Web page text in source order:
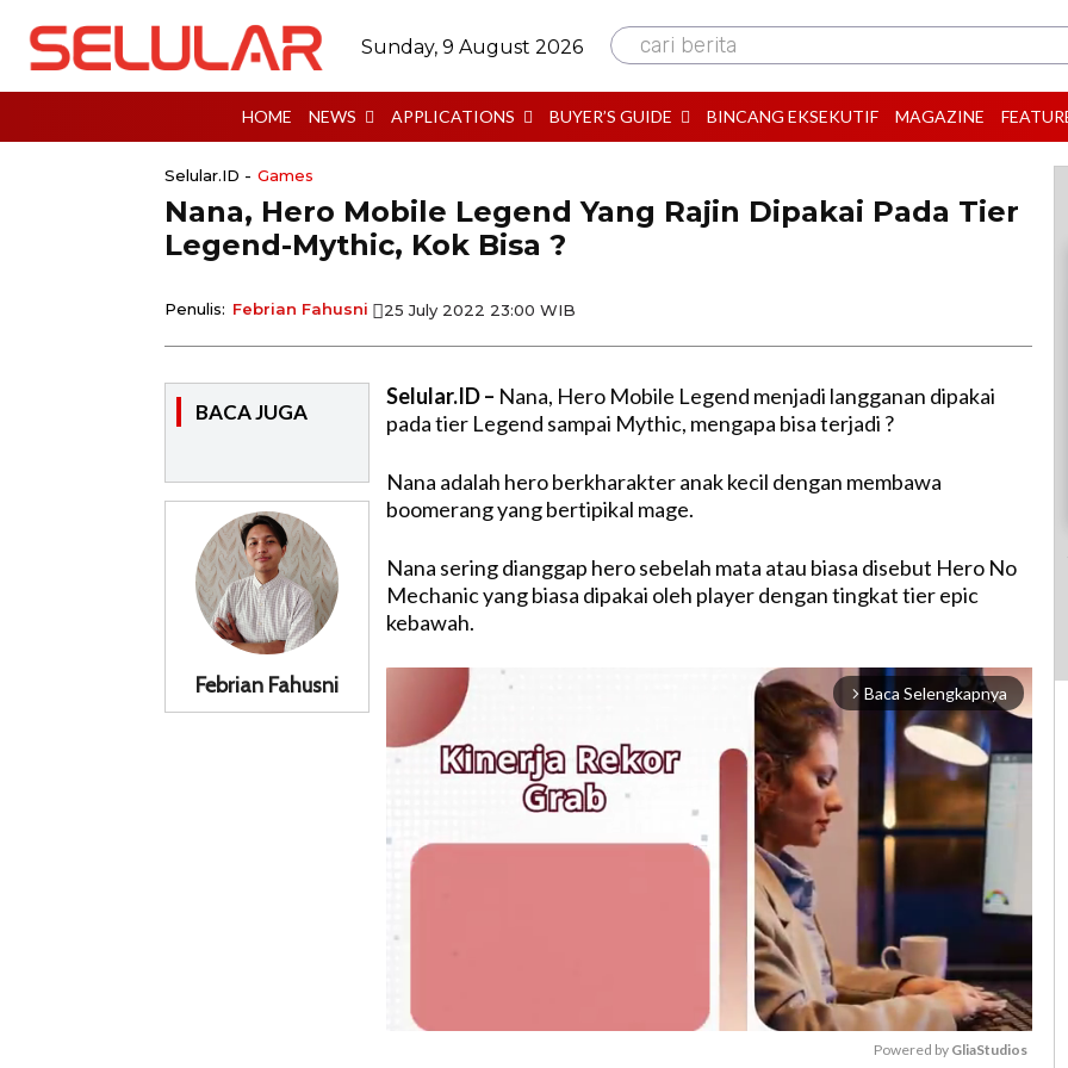
Sunday, 9 August 2026 cari berita
HOME NEWS APPLICATIONS BUYER’S GUIDE BINCANG EKSEKUTIF MAGAZINE
Selular.ID - Games
Nana, Hero Mobile Legend Yang Rajin Dipakai Pada Tier
Legend-Mythic, Kok Bisa ?
Penulis: Febrian Fahusni 25 July 2022 23:00 WIB
BACA JUGA
Febrian Fahusni
Selular.ID – Nana, Hero Mobile Legend menjadi langganan dipakai
pada tier Legend sampai Mythic, mengapa bisa terjadi ?
Nana adalah hero berkharakter anak kecil dengan membawa
boomerang yang bertipikal mage.
Nana sering dianggap hero sebelah mata atau biasa disebut Hero No
Mechanic yang biasa dipakai oleh player dengan tingkat tier epic
kebawah.
arrow_forward_ios Baca Selengkapnya
Powered by GliaStudios